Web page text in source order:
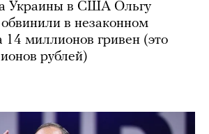
Украины в США Ольгу
в незаконном
14 миллионов гривен (это
рублей)